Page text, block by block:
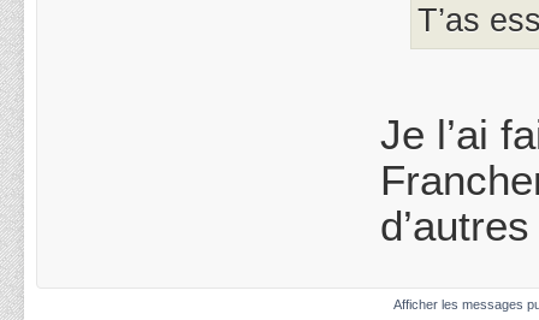
T’as
Je l’ai
Afficher les messages